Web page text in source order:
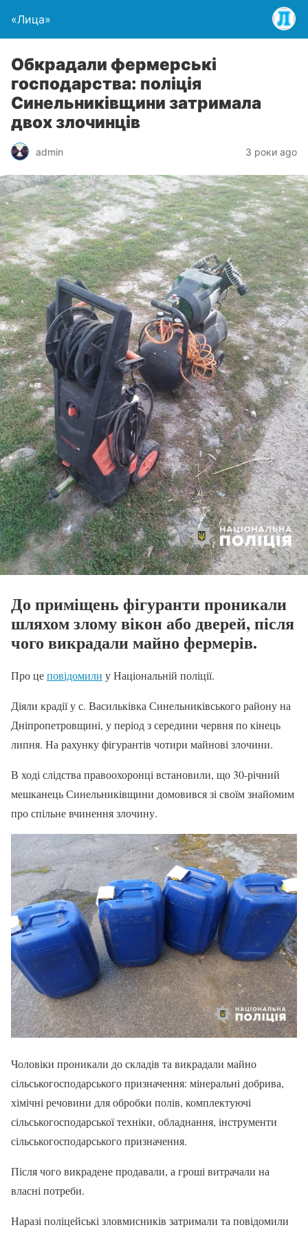
«Лица»
Обкрадали фермерські
господарства: поліція
Синельниківщини затримала
двох злочинців
admin 3 роки ago
До приміщень фігуранти проникали
шляхом злому вікон або дверей, після
чого викрадали майно фермерів.
Про цеповідомили у Національній поліції.
Діяли крадії у с. Васильківка Синельниківського району на
Дніпропетровщині, у період з середини червня по кінець
липня. На рахунку фігурантів чотири майнові злочини.
В ході слідства правоохоронці встановили, що 30-річний
мешканець Синельниківщини домовився зі своїм знайомим
про спільне вчинення злочину.
Чоловіки проникали до складів та викрадали майно
сільськогосподарського призначення: мінеральні добрива,
хімічні речовини для обробки полів, комплектуючі
сільськогосподарської техніки, обладнання, інструменти
сільськогосподарського призначення.
Після чого викрадене продавали, а гроші витрачали на
власні потреби.
Наразі поліцейські зловмисників затримали та повідомили